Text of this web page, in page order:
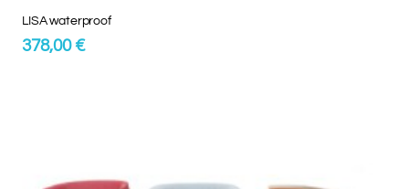
LISA waterproof
378,00 €